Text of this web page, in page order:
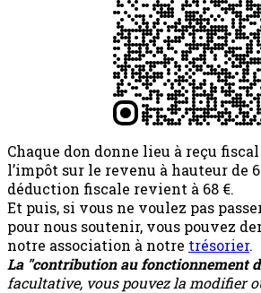
Chaque don donne lieu à reçu
l’impôt sur le revenu à hauteur de
déduction fiscale revient à 68 €.
Et puis, si vous ne voulez pas
pour nous soutenir, vous pouvez
notre association à notre trésorier.
La "contribution au fonctionnement
facultative, vous pouvez la modifier